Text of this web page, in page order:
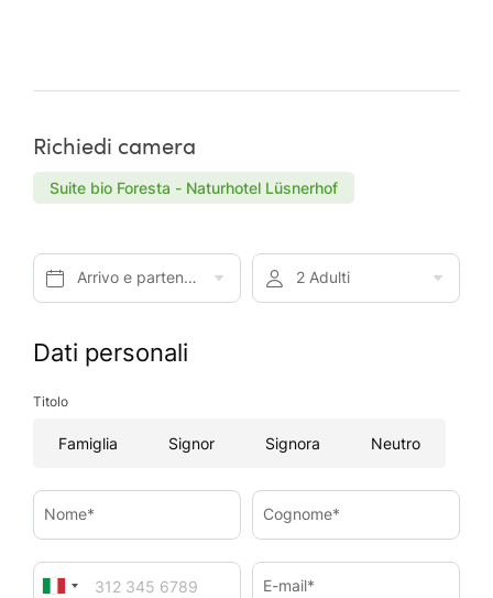
Richiedi camera
Suite bio Foresta - Naturhotel Lüsnerhof
Arrivo e partenza* 2 Adulti
Dati personali
Titolo
Famiglia Signor Signora Neutro
Nome* Cognome*
E-mail*